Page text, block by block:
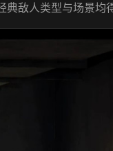
敌人类型与场景均